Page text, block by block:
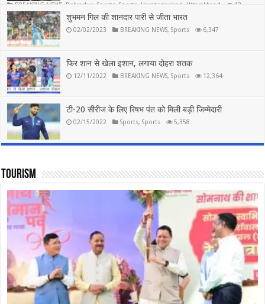
BREAKING NEWS Dehradun ,Sports ,Sports Uncategorized Uttarakhand 12
शुभमन गिल की शानदार पारी से जीता भारत
02/02/2023 BREAKING NEWS,Sports 6,347
फिर शान से खेला इशान, लगाया दोहरा शतक
12/11/2022 BREAKING NEWS,Sports 12,364
टी-20 सीरीज के लिए रिषभ पंत को मिली बड़ी जिम्मेदारी
02/15/2022 Sports,Sports 5,358
Tourism